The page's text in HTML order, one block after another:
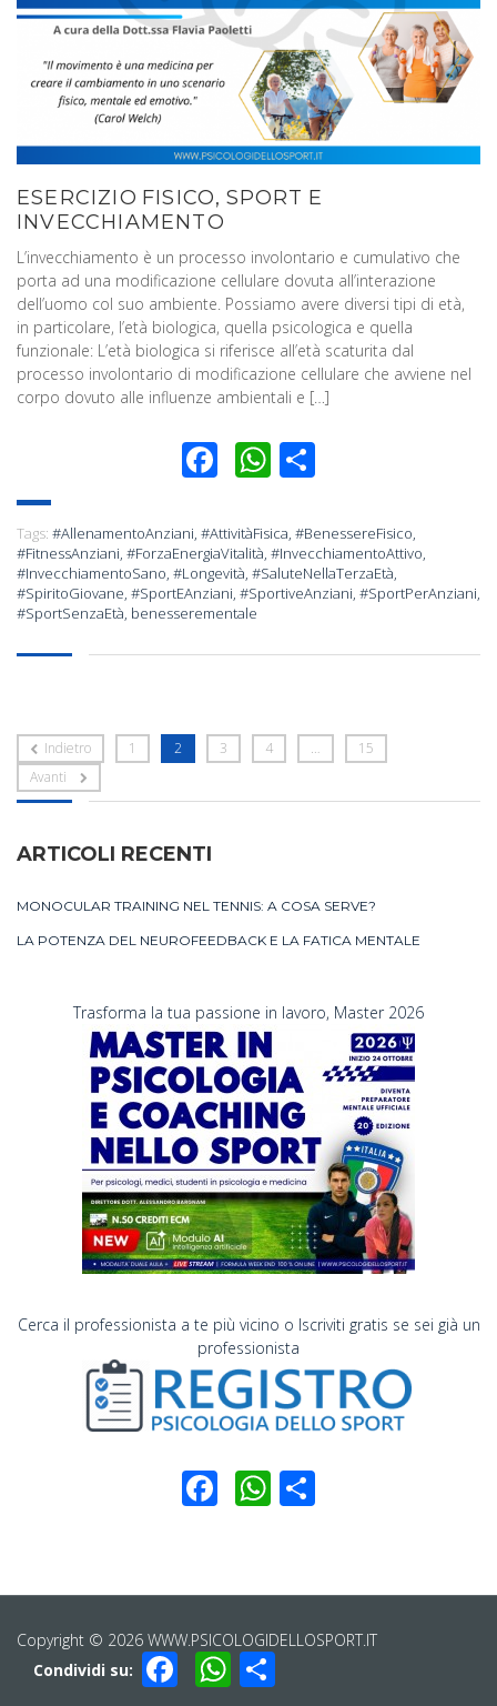
ESERCIZIO FISICO, SPORT E
INVECCHIAMENTO
L’invecchiamento è un processo involontario e cumulativo che
porta ad una modificazione cellulare dovuta all’interazione
dell’uomo col suo ambiente. Possiamo avere diversi tipi di età,
in particolare, l’età biologica, quella psicologica e quella
funzionale: L’età biologica si riferisce all’età scaturita dal
processo involontario di modificazione cellulare che avviene nel
corpo dovuto alle influenze ambientali e […]
Facebook
WhatsApp
Tags: #AllenamentoAnziani, #AttivitàFisica, #BenessereFisico,
#FitnessAnziani, #ForzaEnergiaVitalità, #InvecchiamentoAttivo,
#InvecchiamentoSano, #Longevità, #SaluteNellaTerzaEtà,
#SpiritoGiovane, #SportEAnziani, #SportiveAnziani, #SportPerAnziani,
#SportSenzaEtà, benesserementale
Indietro 1 2 3 4 …
15
Avanti
ARTICOLI RECENTI
MONOCULAR TRAINING NEL TENNIS: A COSA SERVE?
LA POTENZA DEL NEUROFEEDBACK E LA FATICA MENTALE
Trasforma la tua passione in lavoro, Master 2026
Cerca il professionista a te più vicino o Iscriviti gratis se sei già un
professionista
Facebook
WhatsApp
Copyright © 2026 WWW.PSICOLOGIDELLOSPORT.IT
Condividi su:
Facebook
WhatsApp